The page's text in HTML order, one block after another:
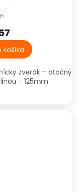
košíka
zverák – otočný
- 125mm